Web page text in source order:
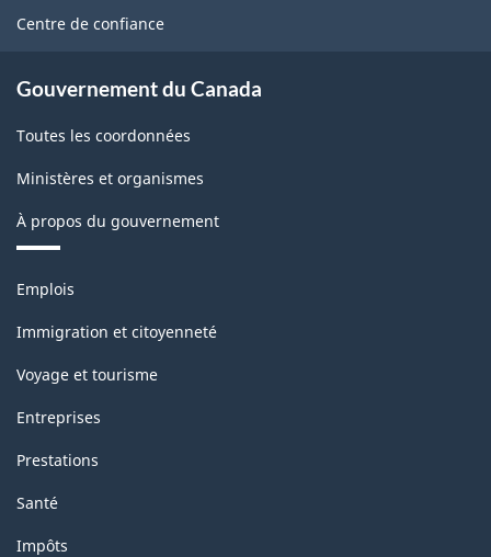
site
Centre de confiance
Gouvernement du Canada
Toutes les coordonnées
Ministères et organismes
À propos du gouvernement
Thèmes
sujets
Emplois
Immigration et citoyenneté
Voyage et tourisme
Entreprises
Prestations
Santé
Impôts